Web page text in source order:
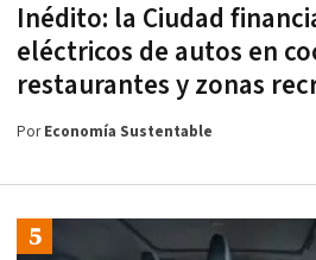
Inédito: la Ciudad
eléctricos de autos en
restaurantes y zonas
PorEconomía Sustentable